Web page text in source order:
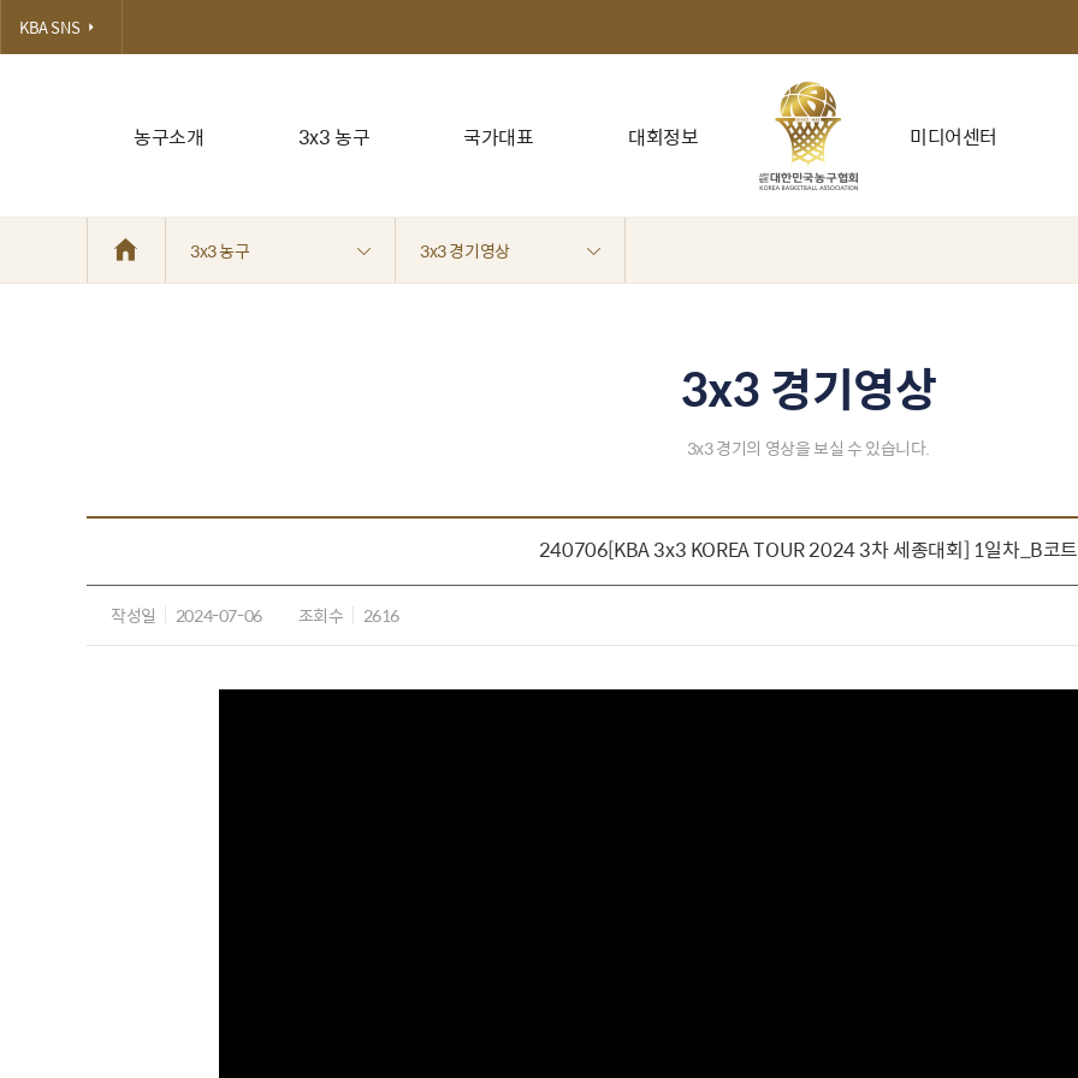
농구소개 3x3 농구 국가대표 대회정보 미디어센터
KBA SNS
3x3 농구 3x3 경기영상
3x3 경기영상
3x3 경기의 영상을 보실 수 있습니다.
240706[KBA 3x3 KOREA TOUR 2024 3차 세종대회] 1일차_B코트
작성일 2024-07-06 조회수 2616